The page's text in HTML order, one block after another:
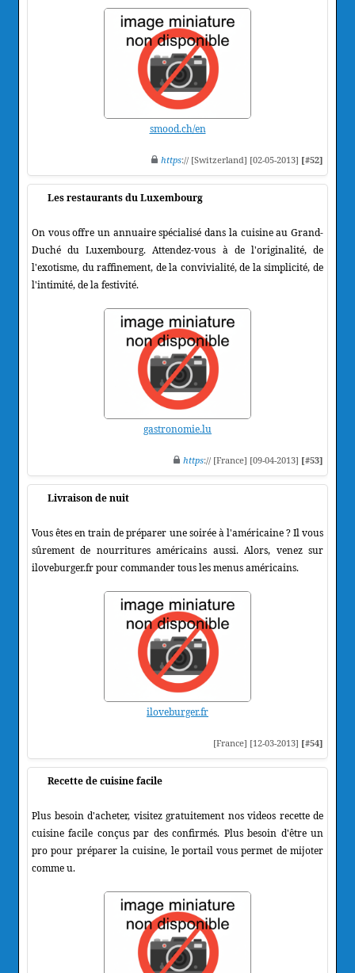
smood.ch/en
https:// [Switzerland] [02-05-2013] [#52]
Les restaurants du Luxembourg
On vous offre un annuaire spécialisé dans la cuisine au Grand-
Duché du Luxembourg. Attendez-vous à de l'originalité, de
l'exotisme, du raffinement, de la convivialité, de la simplicité, de
l'intimité, de la festivité.
gastronomie.lu
https:// [France] [09-04-2013] [#53]
Livraison de nuit
Vous êtes en train de préparer une soirée à l'américaine ? Il vous
sûrement de nourritures américains aussi. Alors, venez sur
iloveburger.fr pour commander tous les menus américains.
iloveburger.fr
[France] [12-03-2013] [#54]
Recette de cuisine facile
Plus besoin d'acheter, visitez gratuitement nos videos recette de
cuisine facile conçus par des confirmés. Plus besoin d'être un
pro pour préparer la cuisine, le portail vous permet de mijoter
comme u.